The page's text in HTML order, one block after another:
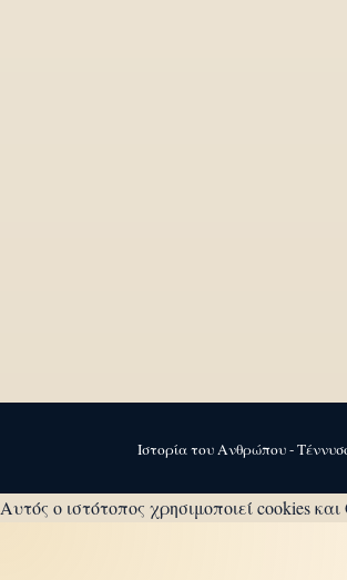
Ιστορία του Ανθρώπου -
Αυτός ο ιστότοπος χρησιμοποιεί cookies και